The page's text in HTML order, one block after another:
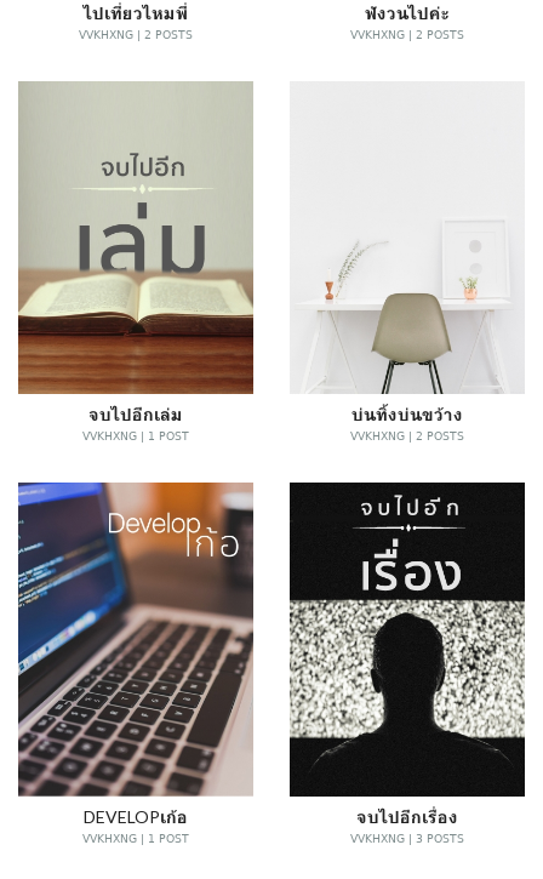
ไปเที่ยวไหมพี่
VVKHXNG | 2 POSTS
ฟังวนไปค่ะ
VVKHXNG | 2 POSTS
จบไปอีกเล่ม
VVKHXNG | 1 POST
บ่นทิ้งบ่นขว้าง
VVKHXNG | 2 POSTS
DEVELOPเก้อ
VVKHXNG | 1 POST
จบไปอีกเรื่อง
VVKHXNG | 3 POSTS